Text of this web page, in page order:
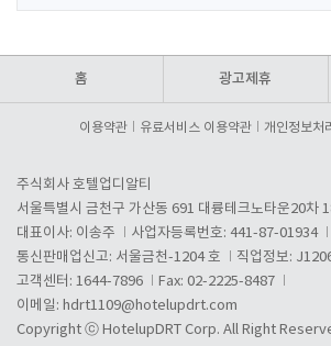
홈 광고제휴
이용약관 유료서비스 이용약관 개인정보처
주식회사 호텔업디알티
서울특별시 금천구 가산동 691 대륭테크노타운20차
대표이사: 이송주
사업자등록번호: 441-87-01934
통신판매업신고: 서울금천-1204 호
직업정보:
고객센터: 1644-7896
Fax: 02-2225-8487
이메일: hdrt1109@hotelupdrt.com
Copyright ⓒ HotelupDRT Corp. All Right